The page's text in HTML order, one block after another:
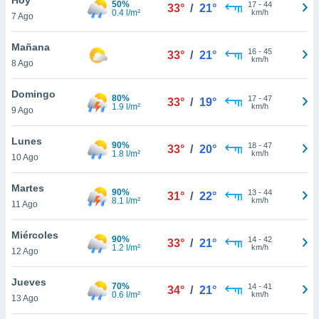
en
más
nuestra
de
cookies
aceptar
7 Ago
50%
0.4 l/m²
33° / 21° 17- 44
km/h
Mañana
8 Ago
33° / 21° 16- 45
km/h
Domingo
9 Ago
80%
1.9 l/m²
33° / 19° 17- 47
km/h
Lunes
10 Ago
90%
1.8 l/m²
33° / 20° 18- 47
km/h
Martes
11 Ago
90%
8.1 l/m²
31° / 22° 13- 44
km/h
Miércoles
12 Ago
90%
1.2 l/m²
33° / 21° 14- 42
km/h
Jueves
13 Ago
70%
0.6 l/m²
34° / 21° 14- 41
km/h